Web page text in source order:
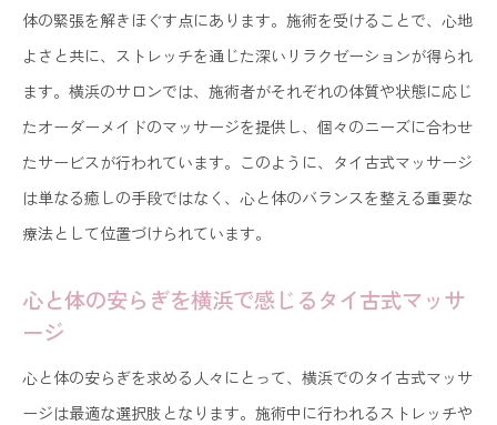
横浜市内で味わうタイ古式マッサージの真髄
タイ古式マッサージと横浜の独自の癒しの空間
横浜で体験するタイ古式マッサージの意義
タイ古式マッサージが横浜の街に息づく理由
神奈川県横浜市で体験するタイ古式マッサージの魅力
的なアプローチ
個々のニーズに応じた横浜のタイ古式マッサージ
横浜でのタイ古式マッサージ、心身のリフレッシ
横浜市内でのタイ古式マッサージがもたらす新し
体の緊張を解きほぐす点にあります。施術を受けることで、心地
よさと共に、ストレッチを通じた深いリラクゼーションが得られ
ます。横浜のサロンでは、施術者がそれぞれの体質や状態に応じ
たオーダーメイドのマッサージを提供し、個々のニーズに合わせ
たサービスが行われています。このように、タイ古式マッサージ
は単なる癒しの手段ではなく、心と体のバランスを整える重要な
療法として位置づけられています。
心と体の安らぎを横浜で感じるタイ古式マッサ
ージ
心と体の安らぎを求める人々にとって、横浜でのタイ古式マッサ
ージは最適な選択肢となります。施術中に行われるストレッチや